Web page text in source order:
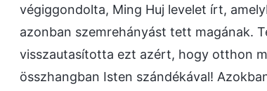
végiggondolta, Ming Huj levelet írt,
azonban szemrehányást tett magának.
visszautasította ezt azért, hogy otthon
összhangban Isten szándékával!